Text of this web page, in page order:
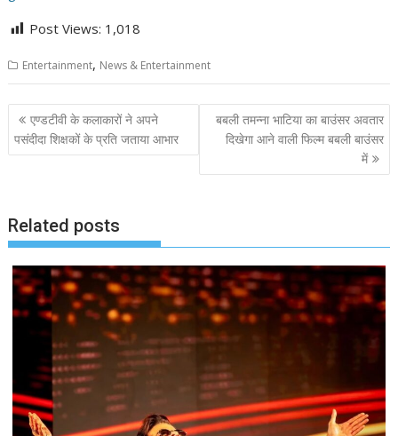
Post Views: 1,018
Entertainment, News & Entertainment
Post
navigation
एण्डटीवी के कलाकारों ने अपने
पसंदीदा शिक्षकों के प्रति जताया आभार
बबली तमन्ना भाटिया का बाउंसर अवतार
दिखेगा आने वाली फिल्म बबली बाउंसर
में
Related posts